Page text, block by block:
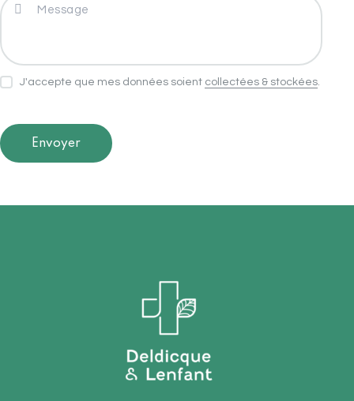
J'accepte que mes données soient collectées & stockées.